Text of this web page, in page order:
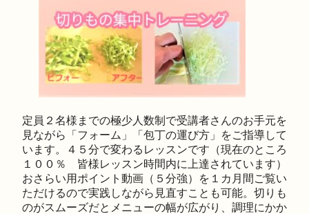
定員２名様までの極少人数制で受講者さんのお手元を
見ながら「フォーム」「包丁の運び方」をご指導して
います。４５分で変わるレッスンです（現在のところ
１００％ 皆様レッスン時間内に上達されています）
おさらい用ポイント動画（５分強）を１カ月間ご覧い
ただけるので実践しながら見直すことも可能。切りも
のがスムーズだとメニューの幅が広がり、調理にかか